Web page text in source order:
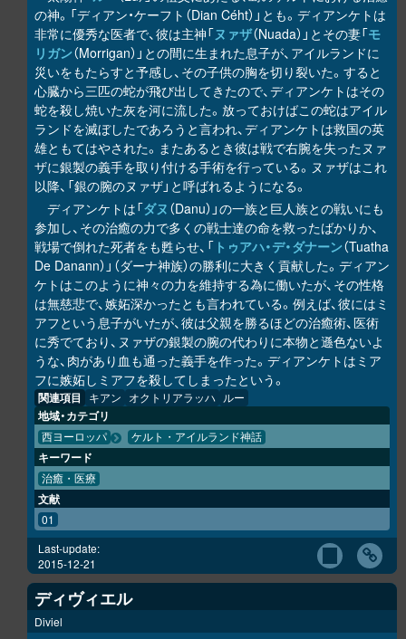
の神。「ディアン・ケーフト（Dian Céht）」とも。ディアンケトは
非常に優秀な医者で、彼は主神「ヌァザ（Nuada）」とその妻「モ
リガン（Morrigan）」との間に生まれた息子が、アイルランドに
災いをもたらすと予感し、その子供の胸を切り裂いた。すると
心臓から三匹の蛇が飛び出してきたので、ディアンケトはその
蛇を殺し焼いた灰を河に流した。放っておけばこの蛇はアイル
ランドを滅ぼしたであろうと言われ、ディアンケトは救国の英
雄ともてはやされた。またあるとき彼は戦で右腕を失ったヌァ
ザに銀製の義手を取り付ける手術を行っている。ヌァザはこれ
以降、「銀の腕のヌァザ」と呼ばれるようになる。
ディアンケトは「ダヌ （Danu）」の一族と巨人族との戦いにも
参加し、その治癒の力で多くの戦士達の命を救ったばかりか、
戦場で倒れた死者をも甦らせ、「 トゥアハ・デ・ダナーン（Tuatha
De Danann）」（ダーナ神族）の勝利に大きく貢献した。ディアン
ケトはこのように神々の力を維持する為に働いたが、その性格
は無慈悲で、嫉妬深かったとも言われている。例えば、彼にはミ
アフという息子がいたが、彼は父親を勝るほどの治癒術、医術
に秀でており、ヌァザの銀製の腕の代わりに本物と遜色ないよ
うな、肉があり血も通った義手を作った。ディアンケトはミア
フに嫉妬しミアフを殺してしまったという。
関連項目 キアン オクトリアラッハ ルー
地域・カテゴリ
西ヨーロッパ ケルト・アイルランド神話
キーワード
治癒・医療
文献
01
Last-update:
2015-12-21
ディヴィエル
Diviel